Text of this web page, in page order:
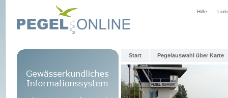
Hilfe
Start Pegelauswahl über Karte